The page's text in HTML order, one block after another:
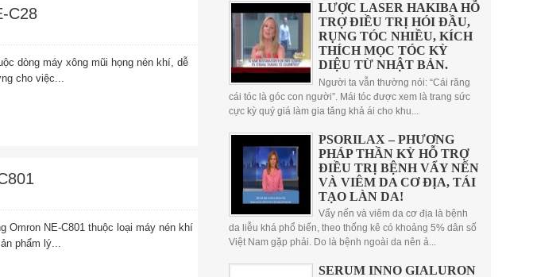
C28
dòng máy xông mũi họng nén khí, dễ
cho việc...
Omron NE-C801 thuộc loại máy nén khí
phẩm lý...
LƯỢC LASER HAKIBA HỖ
TRỢ ĐIỀU TRỊ HÓI ĐẦU,
RỤNG TÓC NHIỀU, KÍCH
THÍCH MỌC TÓC KỲ
DIỆU TỪ NHẬT BẢN.
Người ta vẫn thường nói: “Cái răng
cái tóc là góc con người”. Mái tóc được xem là trang sức
cực kỳ quý giá làm gia tăng khả ái cho khu...
PSORILAX – PHƯƠNG
PHÁP THẦN KỲ HỖ TRỢ
ĐIỀU TRỊ BỆNH VẨY NẾN
VÀ VIÊM DA CƠ ĐỊA, TÁI
TẠO LÀN DA!
Vẩy nến và viêm da cơ địa là bệnh
da liễu khá phổ biến, theo thống kê có khoảng 5% dân số
Việt Nam gặp phải. Do là bệnh ngoài da nên ả...
SERUM INNO GIALURON